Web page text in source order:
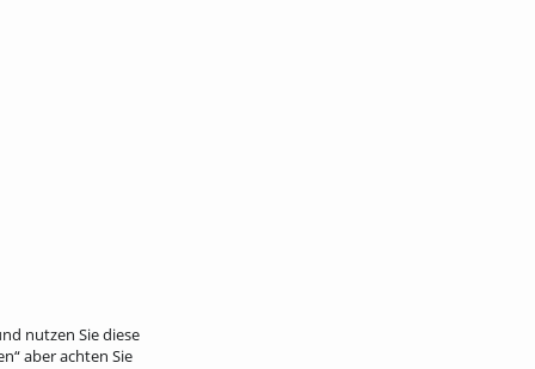
nutzen Sie diese
aber achten Sie